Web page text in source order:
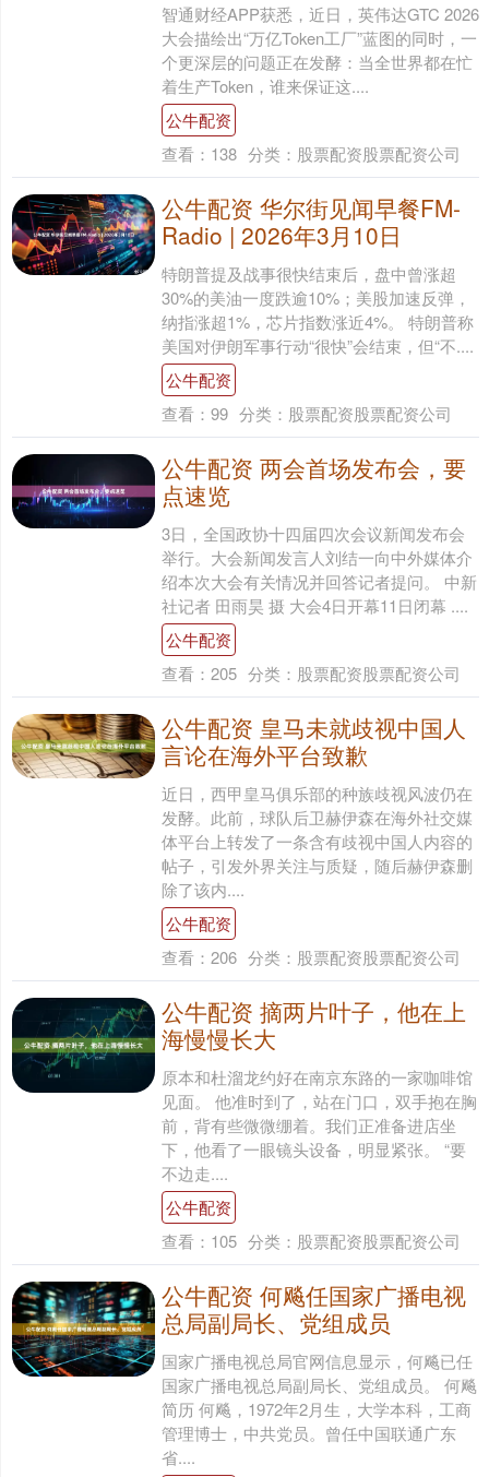
智通财经APP获悉，近日，英伟达GTC 2026
大会描绘出“万亿Token工厂”蓝图的同时，一
个更深层的问题正在发酵：当全世界都在忙
着生产Token，谁来保证这....
公牛配资
查看： 138 分类： 股票配资股票配资公司
公牛配资 华尔街见闻早餐FM-
Radio | 2026年3月10日
特朗普提及战事很快结束后，盘中曾涨超
30%的美油一度跌逾10%；美股加速反弹，
纳指涨超1%，芯片指数涨近4%。 特朗普称
美国对伊朗军事行动“很快”会结束，但“不....
公牛配资
查看： 99 分类： 股票配资股票配资公司
公牛配资 两会首场发布会，要
点速览
3日，全国政协十四届四次会议新闻发布会
举行。大会新闻发言人刘结一向中外媒体介
绍本次大会有关情况并回答记者提问。 中新
社记者 田雨昊 摄 大会4日开幕11日闭幕 ....
公牛配资
查看： 205 分类： 股票配资股票配资公司
公牛配资 皇马未就歧视中国人
言论在海外平台致歉
近日，西甲皇马俱乐部的种族歧视风波仍在
发酵。此前，球队后卫赫伊森在海外社交媒
体平台上转发了一条含有歧视中国人内容的
帖子，引发外界关注与质疑，随后赫伊森删
除了该内....
公牛配资
查看： 206 分类： 股票配资股票配资公司
公牛配资 摘两片叶子，他在上
海慢慢长大
原本和杜溜龙约好在南京东路的一家咖啡馆
见面。 他准时到了，站在门口，双手抱在胸
前，背有些微微绷着。我们正准备进店坐
下，他看了一眼镜头设备，明显紧张。 “要
不边走....
公牛配资
查看： 105 分类： 股票配资股票配资公司
公牛配资 何飚任国家广播电视
总局副局长、党组成员
国家广播电视总局官网信息显示，何飚已任
国家广播电视总局副局长、党组成员。 何飚
简历 何飚，1972年2月生，大学本科，工商
管理博士，中共党员。曾任中国联通广东
省....